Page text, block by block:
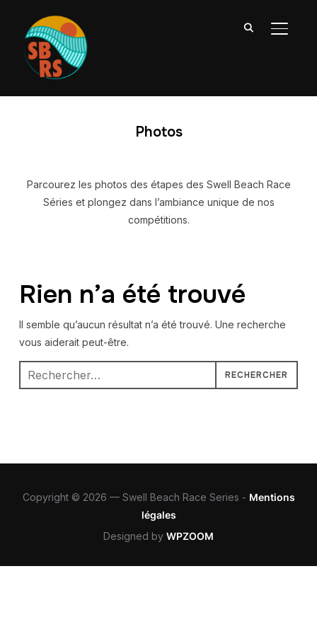
Photos
Parcourez les photos des étapes des Swell Beach Race
Séries et plongez dans l’ambiance unique de nos
compétitions.
Rien n’a été trouvé
Il semble qu’aucun résultat n’a été trouvé. Une recherche
vous aiderait peut-être.
Rechercher :
Copyright © 2026 — Swell Beach Race Series - Mentions
légales
Designed by WPZOOM